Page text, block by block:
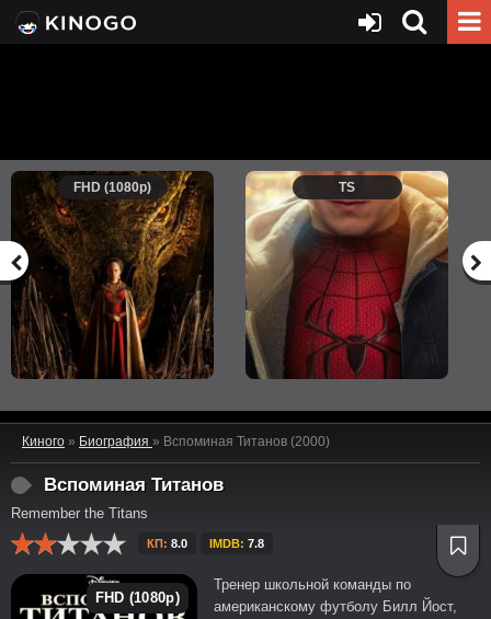
FHD (1080p) TS
Киного » Биография » Вспоминая Титанов (2000)
Вспоминая Титанов
Remember the Titans
КП: 8.0 IMDB: 7.8
FHD (1080p)
Тренер школьной команды по
американскому футболу Билл Йост,